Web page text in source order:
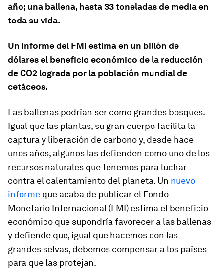
año; una ballena, hasta 33 toneladas de media en
toda su vida.
Un informe del FMI estima en un billón de
dólares el beneficio económico de la reducción
de CO2 lograda por la población mundial de
cetáceos.
Las ballenas podrían ser como grandes bosques.
Igual que las plantas, su gran cuerpo facilita la
captura y liberación de carbono y, desde hace
unos años, algunos las defienden como uno de los
recursos naturales que tenemos para luchar
contra el calentamiento del planeta. Un nuevo
informe que acaba de publicar el Fondo
Monetario Internacional (FMI) estima el beneficio
económico que supondría favorecer a las ballenas
y defiende que, igual que hacemos con las
grandes selvas, debemos compensar a los países
para que las protejan.